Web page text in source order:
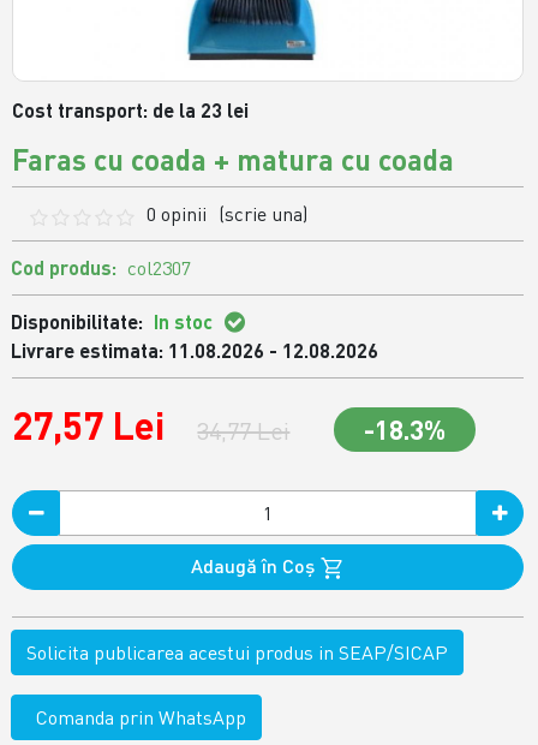
Cost transport: de la 23 lei
Faras cu coada + matura cu coada
0 opinii (scrie una)
Cod produs: col2307
Disponibilitate: In stoc
Livrare estimata: 11.08.2026 - 12.08.2026
27,57 Lei 34,77 Lei -18.3%
Adaugă în Coş
Solicita publicarea acestui produs in SEAP/SICAP
Comanda prin WhatsApp